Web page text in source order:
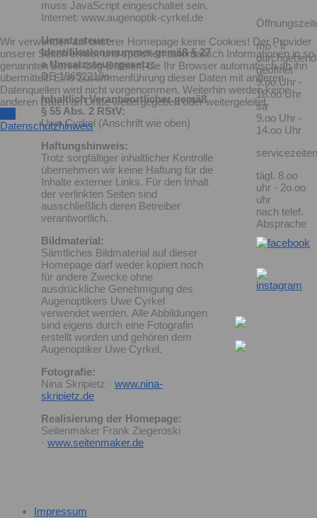
mo - fr
durchgehend
geöffnet
9.oo Uhr -
18.oo Uhr
sa
9.oo Uhr -
14.oo Uhr
tägl. 8.oo
uhr - 2o.oo
uhr
nach telef.
Absprache
muss JavaScript eingeschaltet sein.
Internet: www.augenoptik-cyrkel.de
Umsatzsteuer-
Identifikationsnummer gemäß § 27
a Umsatzsteuergesetz:
DE 19652219o
Inhaltlich Verantwortlicher gemäß
§ 55 Abs. 2 RStV:
Uwe Cyrkel (Anschrift wie oben)
Haftungshinweis:
Trotz sorgfältiger inhaltlicher Kontrolle
übernehmen wir keine Haftung für die
Inhalte externer Links. Für den Inhalt
der verlinkten Seiten sind
ausschließlich deren Betreiber
verantwortlich.
Bildmaterial:
Sämtliches Bildmaterial auf dieser
Homepage darf weder kopiert noch
für andere Zwecke ohne
ausdrückliche Genehmigung des
Augenoptikers Uwe Cyrkel
verwendet werden. Alle Abbildungen
sind eigens durch eine Fotografin
erstellt worden und gehören dem
Augenoptiker Uwe Cyrkel.
Fotografie:
Nina Skripietz · www.nina-
skripietz.de
Realisierung der Homepage:
Seitenmaker Frank Ziegeroski
· www.seitenmaker.de
Impressum
Wir verwenden auf unserer Homepage keine Cookies! Der Provider
unserer Seiten erhebt und speichert automatisch Informationen in so
genannten Server-Log-Dateien, die Ihr Browser automatisch an ihn
übermittelt. Eine Zusammenführung dieser Daten mit anderen
Datenquellen wird nicht vorgenommen. Weiterhin werden keine
anderen Daten an Dritte weitergegeben oder weitergeleitet.
Datenschutzhinweis